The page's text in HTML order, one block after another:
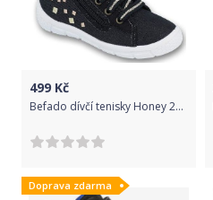
499 Kč
Befado dívčí tenisky Honey 29 černá
Doprava zdarma